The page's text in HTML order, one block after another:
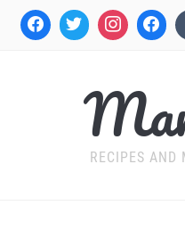
RECIPES AND